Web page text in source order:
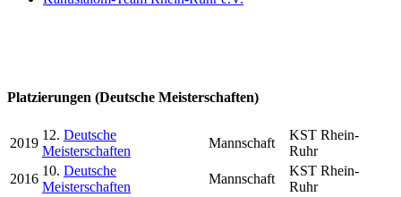
Platzierungen (Deutsche Meisterschaften)
2019
12. Deutsche
Meisterschaften
Mannschaft
KST Rhein-
Ruhr
2016
10. Deutsche
Meisterschaften
Mannschaft
KST Rhein-
Ruhr